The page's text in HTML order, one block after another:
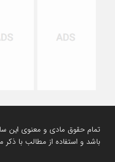
تمام حقوق مادی و معنوی این
باشد و استفاده از مطالب با ذکر